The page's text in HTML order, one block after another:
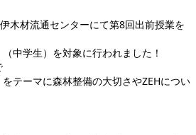
木材流通センターにて第8回出前授業を
中学生）を対象に行われました！
をテーマに森林整備の大切さやZEHについ